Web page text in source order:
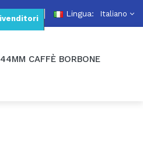
Lingua: Italiano
CAFFÈ BORBONE